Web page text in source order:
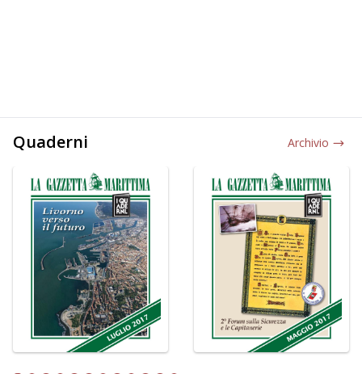
Quaderni Archivio